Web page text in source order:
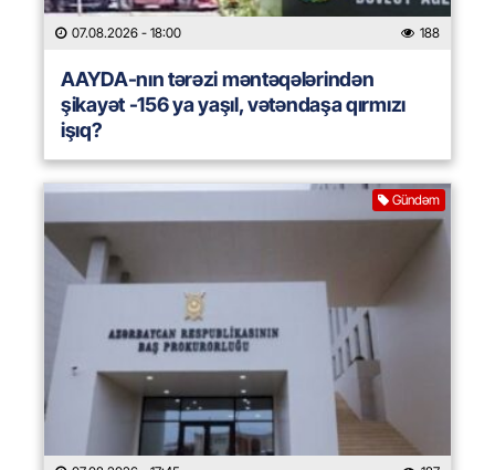
07.08.2026 - 18:00 188
AAYDA-nın tərəzi məntəqələrindən
şikayət -156 ya yaşıl, vətəndaşa qırmızı
işıq?
Gündəm